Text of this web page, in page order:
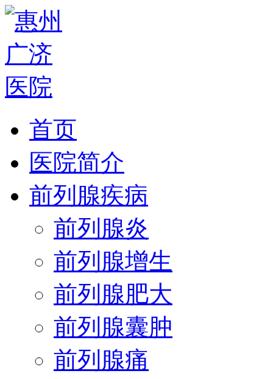
首页
医院简介
前列腺疾病
前列腺炎
前列腺增生
前列腺肥大
前列腺囊肿
前列腺痛